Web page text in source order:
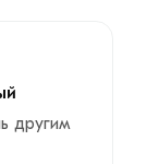
другим